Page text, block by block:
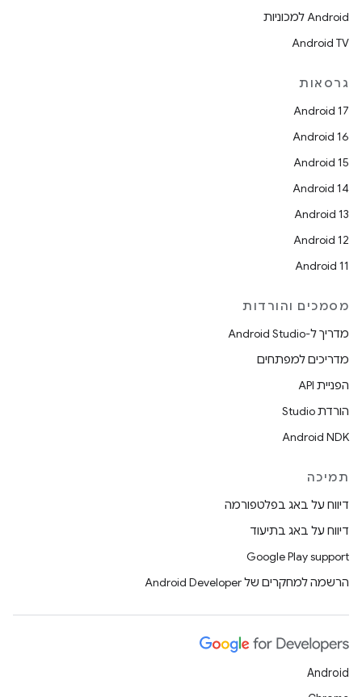
Android למכוניות
Android TV
גרסאות
Android 17
Android 16
Android 15
Android 14
Android 13
Android 12
Android 11
מסמכים והורדות
מדריך ל-Android Studio
מדריכים למפתחים
הפניית API
הורדת Studio
Android NDK
תמיכה
דיווח על באג בפלטפורמה
דיווח על באג בתיעוד
Google Play support
הרשמה למחקרים של Android Developer
Android